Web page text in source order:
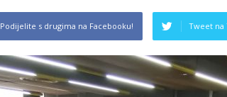
Podijelite s drugima na Facebooku! Tweet na